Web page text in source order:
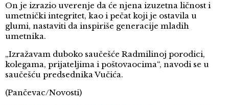
On je izrazio uverenje da će njena izuzetna ličnost i
umetnički integritet, kao i pečat koji je ostavila u
glumi, nastaviti da inspiriše generacije mladih
umetnika.
„Izražavam duboko saučešće Radmilinoj porodici,
kolegama, prijateljima i poštovaocima“, navodi se u
saučešću predsednika Vučića.
(Pančevac/Novosti)